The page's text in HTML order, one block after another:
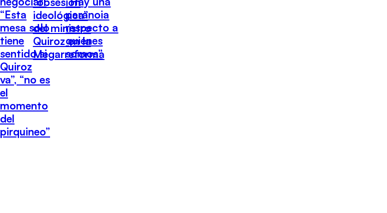
“Esta
mesa solo
tiene
sentido si
Quiroz
va”, “no es
el
momento
del
pirquineo”
ideológica”
del ministro
Quiroz en la
Megarreforma
paranoia
respecto a
quiénes
somos”